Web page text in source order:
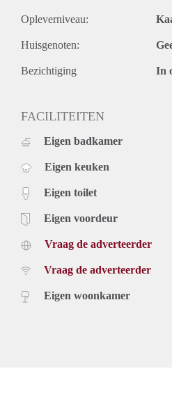
Opleverniveau:
Huisgenoten:
Bezichtiging In
FACILITEITEN
Eigen badkamer
Eigen keuken
Eigen toilet
Eigen voordeur
Vraag de adverteerder
Vraag de adverteerder
Eigen woonkamer